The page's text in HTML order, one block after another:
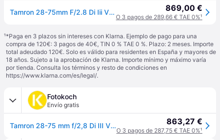
Tamron 28-75mm F/2.8 Di Iii Vxd G2 Lens For Nikon Z 869,00 €
O 3 pagos de 289,66 € TAE 0%¹
¹*Paga en 3 plazos sin intereses con Klarna. Ejemplo de pago para una
compra de 120€: 3 pagos de 40€, TIN 0 % TAE 0 %. Plazo: 2 meses. Importe
total adeudado 120€. Solo es válido para residentes en España y mayores de
18 años. Sujeto a la aprobación de Klarna. Importe mínimo y máximo varía
por tienda. Consulta los términos y resto de condiciones en
https://www.klarna.com/es/legal/.
Fotokoch
Envío gratis
Tamron 28-75 mm f/2,8 Di III VXD G2 Nikon Z 863,27 €
O 3 pagos de 287,75 € TAE 0%¹